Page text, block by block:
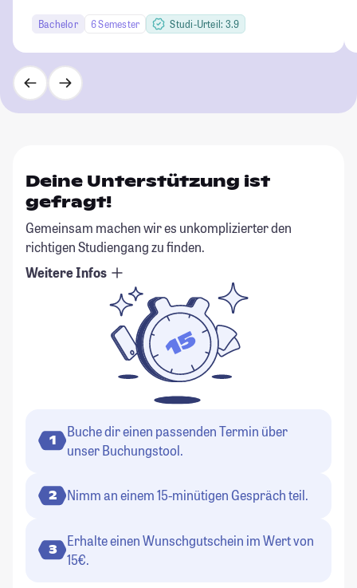
Bachelor 6 Semester Studi-Urteil: 3.9
Deine Unterstützung ist
gefragt!
Gemeinsam machen wir es unkomplizierter den
richtigen Studiengang zu finden.
Weitere Infos
1
Buche dir einen passenden Termin über
unser Buchungstool.
2 Nimm an einem 15-minütigen Gespräch teil.
3
Erhalte einen Wunschgutschein im Wert von
15€.